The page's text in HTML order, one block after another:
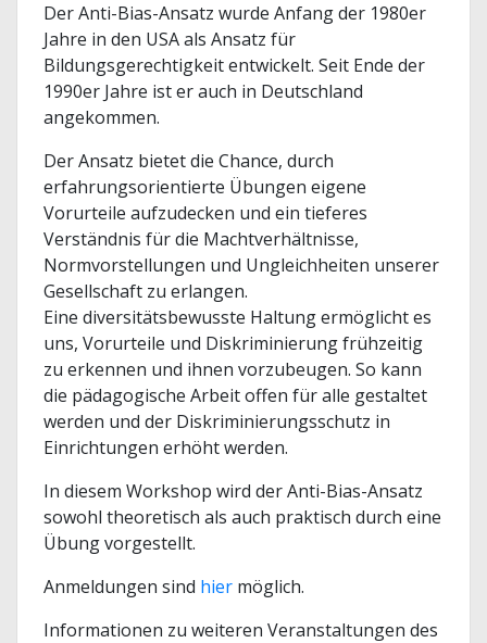
Der Anti-Bias-Ansatz wurde Anfang der 1980er
Jahre in den USA als Ansatz für
Bildungsgerechtigkeit entwickelt. Seit Ende der
1990er Jahre ist er auch in Deutschland
angekommen.
Der Ansatz bietet die Chance, durch
erfahrungsorientierte Übungen eigene
Vorurteile aufzudecken und ein tieferes
Verständnis für die Machtverhältnisse,
Normvorstellungen und Ungleichheiten unserer
Gesellschaft zu erlangen.
Eine diversitätsbewusste Haltung ermöglicht es
uns, Vorurteile und Diskriminierung frühzeitig
zu erkennen und ihnen vorzubeugen. So kann
die pädagogische Arbeit offen für alle gestaltet
werden und der Diskriminierungsschutz in
Einrichtungen erhöht werden.
In diesem Workshop wird der Anti-Bias-Ansatz
sowohl theoretisch als auch praktisch durch eine
Übung vorgestellt.
Anmeldungen sind hier möglich.
Informationen zu weiteren Veranstaltungen des